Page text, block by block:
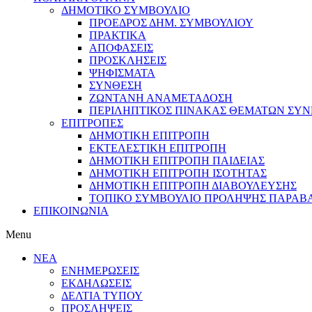
ΔΗΜΟΤΙΚΟ ΣΥΜΒΟΥΛΙΟ
ΠΡΟΕΔΡΟΣ ΔΗΜ. ΣΥΜΒΟΥΛΙΟΥ
ΠΡΑΚΤΙΚΑ
ΑΠΟΦΑΣΕΙΣ
ΠΡΟΣΚΛΗΣΕΙΣ
ΨΗΦΙΣΜΑΤΑ
ΣΥΝΘΕΣΗ
ΖΩΝΤΑΝΗ ΑΝΑΜΕΤΑΔΟΣΗ
ΠΕΡΙΛΗΠΤΙΚΟΣ ΠΙΝΑΚΑΣ ΘΕΜΑΤΩΝ
ΕΠΙΤΡΟΠΕΣ
ΔΗΜΟΤΙΚΗ ΕΠΙΤΡΟΠΗ
ΕΚΤΕΛΕΣΤΙΚΗ ΕΠΙΤΡΟΠΗ
ΔΗΜΟΤΙΚΗ ΕΠΙΤΡΟΠΗ ΠΑΙΔΕΙΑΣ
ΔΗΜΟΤΙΚΗ ΕΠΙΤΡΟΠΗ ΙΣΟΤΗΤΑΣ
ΔΗΜΟΤΙΚΗ ΕΠΙΤΡΟΠΗ ΔΙΑΒΟΥΛΕΥΣΗΣ
ΤΟΠΙΚΟ ΣΥΜΒΟΥΛΙΟ ΠΡΟΛΗΨΗΣ
ΕΠΙΚΟΙΝΩΝΙΑ
Menu
ΝΕΑ
ΕΝΗΜΕΡΩΣΕΙΣ
ΕΚΔΗΛΩΣΕΙΣ
ΔΕΛΤΙΑ ΤΥΠΟΥ
ΠΡΟΣΛΗΨΕΙΣ